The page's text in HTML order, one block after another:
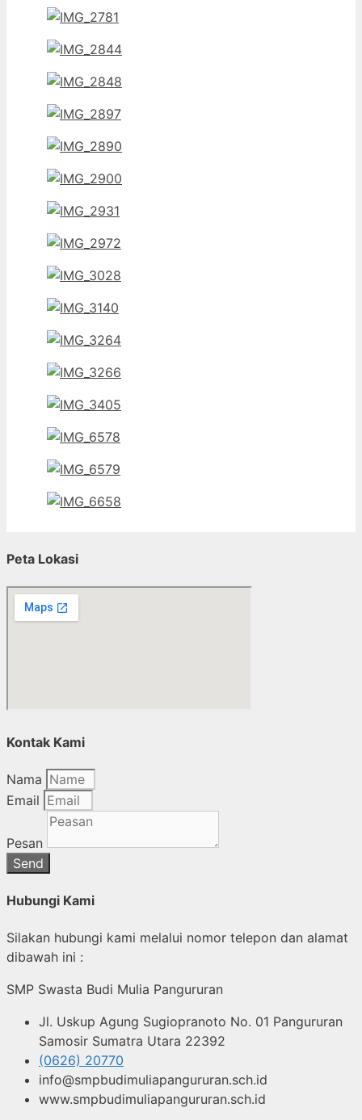
Peta Lokasi
Kontak Kami
Nama
Email
Pesan
Send
Hubungi Kami
Silakan hubungi kami melalui nomor telepon dan alamat
dibawah ini :
SMP Swasta Budi Mulia Pangururan
Jl. Uskup Agung Sugiopranoto No. 01 Pangururan
Samosir Sumatra Utara 22392
(0626) 20770
info@smpbudimuliapangururan.sch.id
www.smpbudimuliapangururan.sch.id